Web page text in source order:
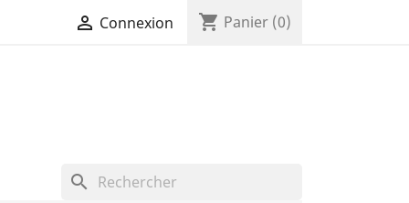
 Connexion shopping_cart Panier (0)
search